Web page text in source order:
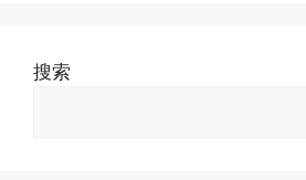
搜索